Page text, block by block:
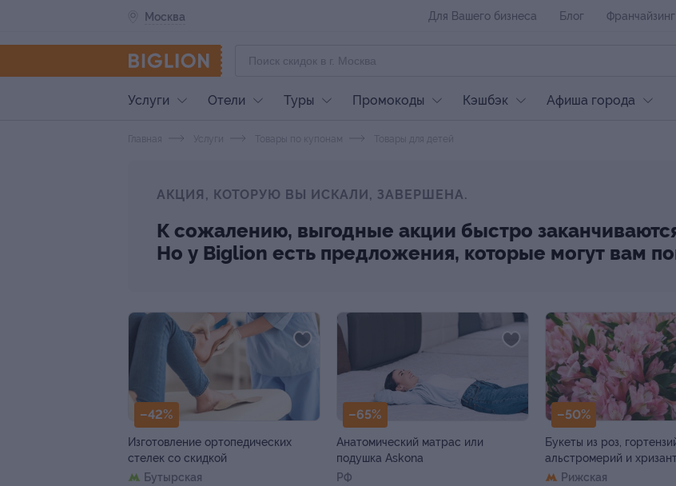
Москва Для Вашего бизнеса Блог Франчайзинг
Услуги Отели Туры Промокоды Кэшбэк Афиша города
Главная Услуги Товары по купонам Товары для детей
АКЦИЯ, КОТОРУЮ ВЫ ИСКАЛИ, ЗАВЕРШЕНА.
К сожалению, выгодные акции быстро
Но у Biglion есть предложения, которые могут вам
–42%
Изготовление ортопедических
стелек со скидкой
Бутырская
–65%
Анатомический матрас или
подушка Askona
РФ
–50%
Букеты из роз,
альстромерий и
Рижская